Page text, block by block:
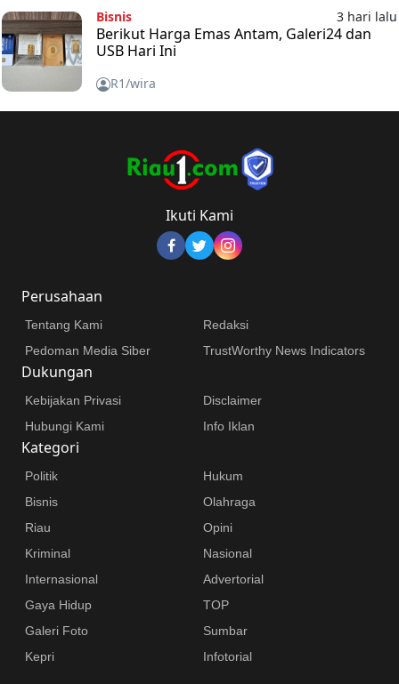
Bisnis 3 hari lalu
Berikut Harga Emas Antam, Galeri24 dan
USB Hari Ini
R1/wira
Ikuti Kami
Perusahaan
Tentang Kami
Redaksi
Pedoman Media Siber
TrustWorthy News Indicators
Dukungan
Kebijakan Privasi
Disclaimer
Hubungi Kami
Info Iklan
Kategori
Politik
Hukum
Bisnis
Olahraga
Riau
Opini
Kriminal
Nasional
Internasional
Advertorial
Gaya Hidup
TOP
Galeri Foto
Sumbar
Kepri
Infotorial